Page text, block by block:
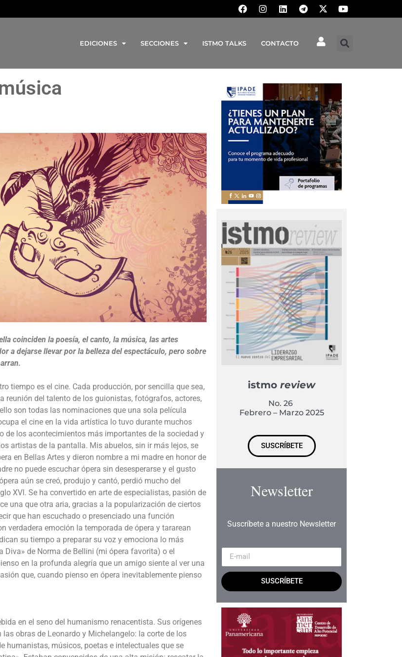
EDICIONES SECCIONES ISTMO TALKS CONTACTO
coinciden la poesía, el canto, la música, las artes
a dejarse llevar por la belleza del espectáculo, pero sobre
tiempo es el cine. Cada producción, por sencilla que sea,
reunión del talento de los guionistas, fotógrafos, actores,
son todas las nominaciones que una sola película
el cine en la vida artística lo tuvo durante muchos
de los acontecimientos más importantes de la sociedad y
artistas de la pantalla. Mis abuelos, sin ir más lejos, se
en Bellas Artes y dieron nombre a mi madre en honor de
no puede escuchar ópera sin desesperarse y el gusto
aún se creó, produjo y cantó, perdió mucho del
XVI. Se ha convertido en arte de especialistas, pasión de
una que otra aria, gracias a la popularización de ciertos
que han escuchado o presenciado una función
verdadera emoción la temporada de ópera y tararean
su tiempo a preparar su voz y emociona lo más
de Norma de Bellini (mi ópera favorita) o el
en la profunda alegría que un amigo siente al ver una
que, cuando pienso en ópera inevitablemente pienso
en el seno del humanismo renacentista. Sus orígenes
obras de Leonardo y Michelangelo: la corte de los
humanistas, músicos, poetas e intelectuales que se
istmoreview
No. 26
Febrero – Marzo 2025
SUSCRÍBETE
Newsletter
Suscríbete a nuestro Newsletter
SUSCRÍBETE